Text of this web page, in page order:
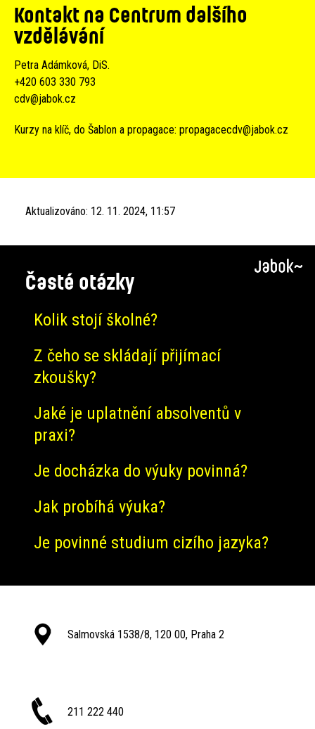
Kontakt na Centrum dalšího
vzdělávání
Petra Adámková, DiS.
+420 603 330 793
cdv@jabok.cz
Kurzy na klíč, do Šablon a propagace: propagacecdv@jabok.cz
Aktualizováno: 12. 11. 2024, 11:57
Časté otázky
Kolik stojí školné?
Z čeho se skládají přijímací
zkoušky?
Jaké je uplatnění absolventů v
praxi?
Je docházka do výuky povinná?
Jak probíhá výuka?
Je povinné studium cizího jazyka?
Salmovská 1538/8, 120 00, Praha 2
211 222 440